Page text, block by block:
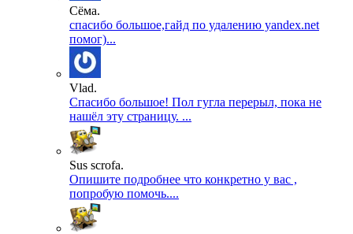
Сёма.
спасибо большое,гайд по удалению yandex.net
помог)...
Vlad.
Спасибо большое! Пол гугла перерыл, пока не
нашёл эту страницу. ...
Sus scrofa.
Опишите подробнее что конкретно у вас ,
попробую помочь....